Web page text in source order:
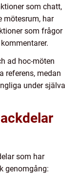
som chatt,
mötesrum, har
som frågor
ad hoc-möten
referens, medan
under själva
som har
genomgång: